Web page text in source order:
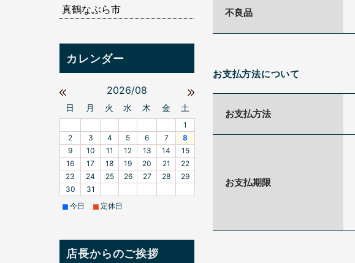
不良品
お支払方法について
お支払方法
お支払期限
真鶴なぶら市
2026/08
日 月 火 水 木 金 土
1
2
3 4 5 6 7
8
9
10 11 12 13 14
15
16
17 18 19 20 21
22
23
24 25 26 27 28
29
30
31
■ 今日 ■ 定休日
店長からのご挨拶